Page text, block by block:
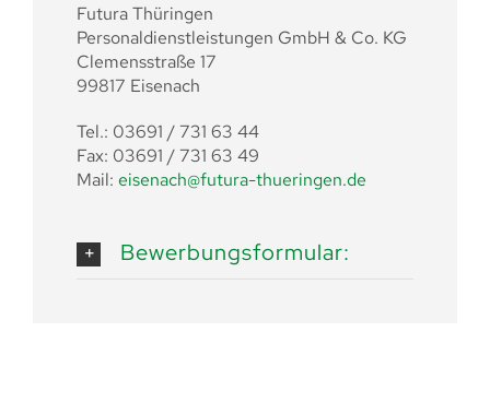
Futura Thüringen
Personaldienstleistungen GmbH & Co. KG
Clemensstraße 17
99817 Eisenach
Tel.: 03691 / 731 63 44
Fax: 03691 / 731 63 49
Mail: eisenach@futura-thueringen.de
Bewerbungsformular: